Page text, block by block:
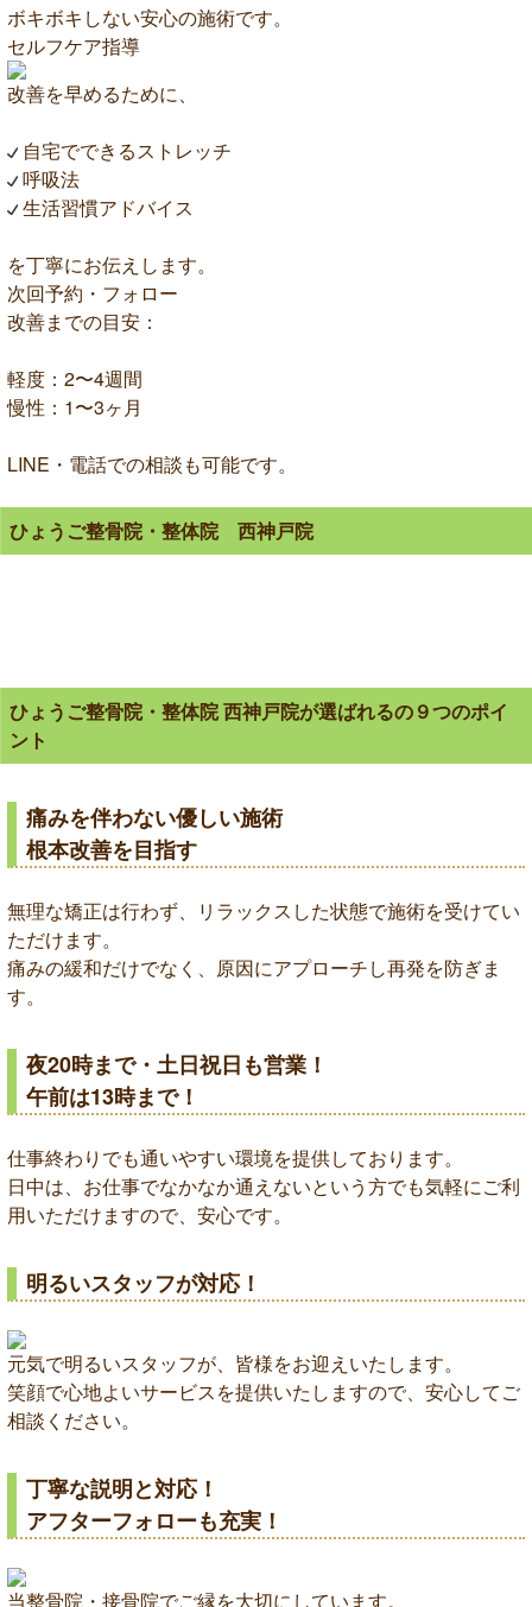
ボキボキしない安心の施術です。
セルフケア指導
改善を早めるために、
自宅でできるストレッチ
呼吸法
生活習慣アドバイス
を丁寧にお伝えします。
次回予約・フォロー
改善までの目安：
軽度：2〜4週間
慢性：1〜3ヶ月
LINE・電話での相談も可能です。
ひょうご整骨院・整体院 西神戸院
ひょうご整骨院・整体院 西神戸院が選ばれるの９つのポイ
ント
痛みを伴わない優しい施術
根本改善を目指す
無理な矯正は行わず、リラックスした状態で施術を受けてい
ただけます。
痛みの緩和だけでなく、原因にアプローチし再発を防ぎま
す。
夜20時まで・土日祝日も営業！
午前は13時まで！
仕事終わりでも通いやすい環境を提供しております。
日中は、お仕事でなかなか通えないという方でも気軽にご利
用いただけますので、安心です。
明るいスタッフが対応！
元気で明るいスタッフが、皆様をお迎えいたします。
笑顔で心地よいサービスを提供いたしますので、安心してご
相談ください。
丁寧な説明と対応！
アフターフォローも充実！
当整骨院・接骨院でご縁を大切にしています。